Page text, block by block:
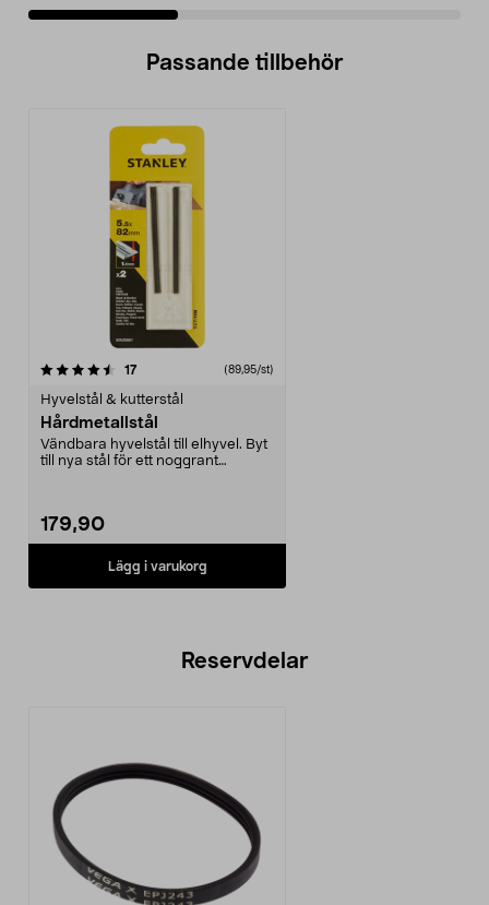
Passande tillbehör
17recensioner (89,95/st)
Hyvelstål & kutterstål
Hårdmetallstål
Vändbara hyvelstål till elhyvel. Byt
till nya stål för ett noggrant
179,90
Lägg i varukorg
Reservdelar